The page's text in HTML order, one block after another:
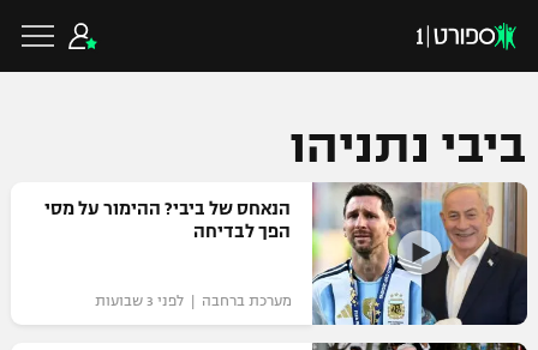
כדורגל ישראלי
ליגת העל
כדורגל עולמי
ביבי נתניהו
הנאחס של ביבי? ההימור על מסי
הפך לבדיחה
מערכת ברחבה | לפני 3 שבועות